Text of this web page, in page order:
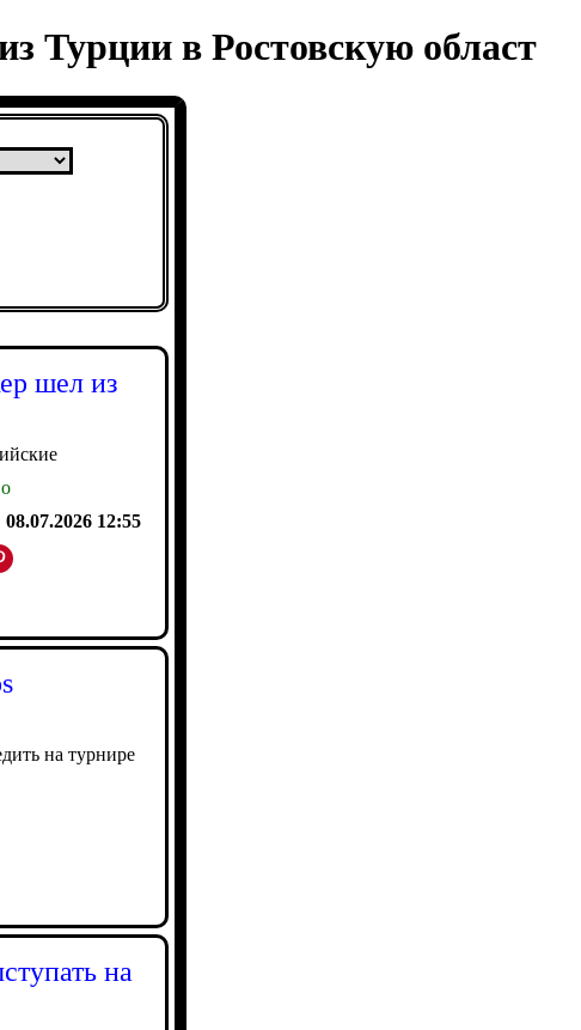
Турции в Ростовскую област
шел из
08.07.2026 12:55
на турнире
на